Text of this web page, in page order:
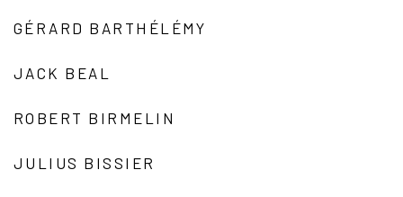
GÉRARD BARTHÉLÉMY
JACK BEAL
ROBERT BIRMELIN
JULIUS BISSIER